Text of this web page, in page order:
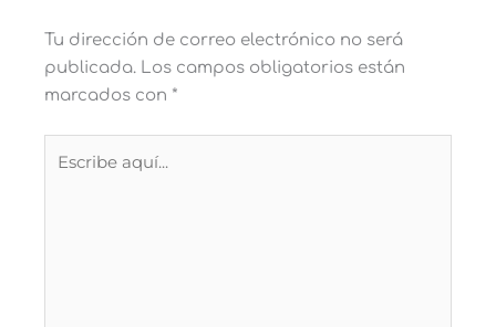
Tu dirección de correo electrónico no será
publicada. Los campos obligatorios están
marcados con *